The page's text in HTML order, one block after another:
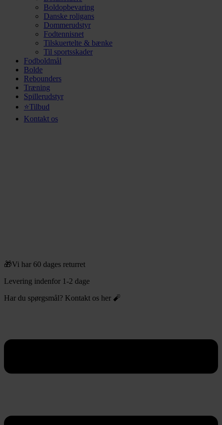
Boldopbevaring
Danske roligans
Dommerudstyr
Fodtennisnet
Tilskuertelte & bænke
Til sportsskader
Fodboldmål
Bolde
Rebounders
Træning
Spillerudstyr
⭐Tilbud
Kontakt os
🎁Vi har 60 dages returret
Levering indenfor 1-2 dage
Har du spørgsmål? Kontakt os her 🧨